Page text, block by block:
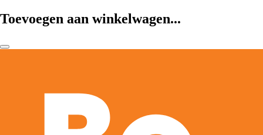
Toevoegen aan winkelwagen...